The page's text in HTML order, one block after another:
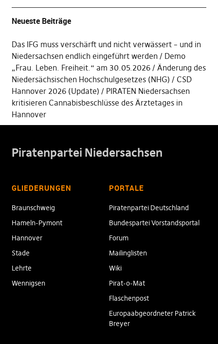
Neueste Beiträge
Das IFG muss verschärft und nicht verwässert – und in
Niedersachsen endlich eingeführt werden
Demo
„Frau. Leben. Freiheit.“ am 30.05.2026
Änderung des
Niedersächsischen Hochschulgesetzes (NHG)
CSD
Hannover 2026 (Update)
PIRATEN Niedersachsen
kritisieren Cannabisbeschlüsse des Ärztetages in
Hannover
Piratenpartei Niedersachsen
GLIEDERUNGEN
Braunschweig
Hameln-Pymont
Hannover
Stade
Lehrte
Wennigsen
PORTALE
Piratenpartei Deutschland
Bundespartei Vorstandsportal
Forum
Mailinglisten
Wiki
Pirat-o-Mat
Flaschenpost
Europaabgeordneter Patrick
Breyer